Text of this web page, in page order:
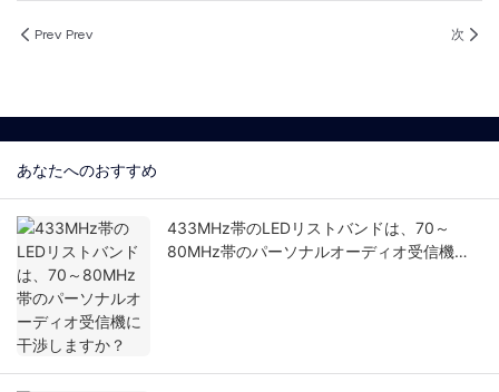
Prev Prev 次
あなたへのおすすめ
433MHz帯のLEDリストバンドは、70～
80MHz帯のパーソナルオーディオ受信機に